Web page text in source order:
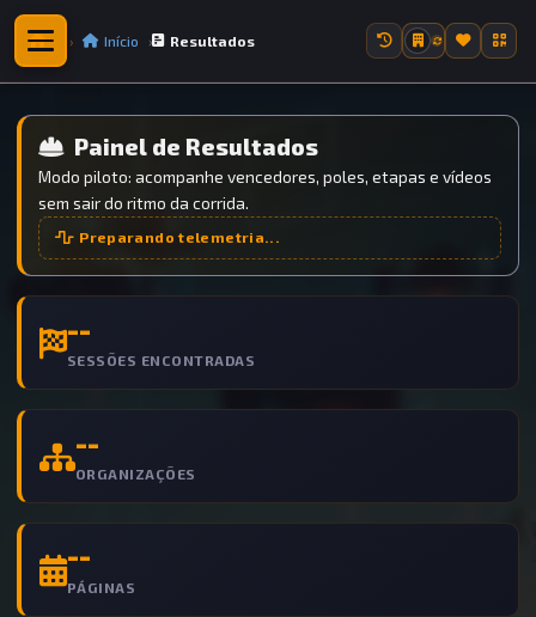
Início Resultados
Painel de Resultados
Modo piloto: acompanhe vencedores, poles, etapas e vídeos
sem sair do ritmo da corrida.
Preparando telemetria...
--
SESSÕES ENCONTRADAS
--
ORGANIZAÇÕES
--
PÁGINAS